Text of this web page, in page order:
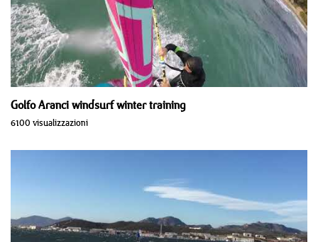
Golfo Aranci windsurf winter training
6100 visualizzazioni